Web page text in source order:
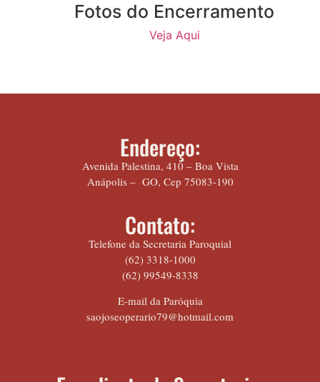
Fotos do Encerramento
Veja Aqui
Endereço:
Avenida Palestina, 410 – Boa Vista
Anápolis – GO, Cep 75083-190
Contato:
Telefone da Secretaria Paroquial
(62) 3318-1000
(62) 99549-8338
E-mail da Paróquia
saojoseoperario79@hotmail.com